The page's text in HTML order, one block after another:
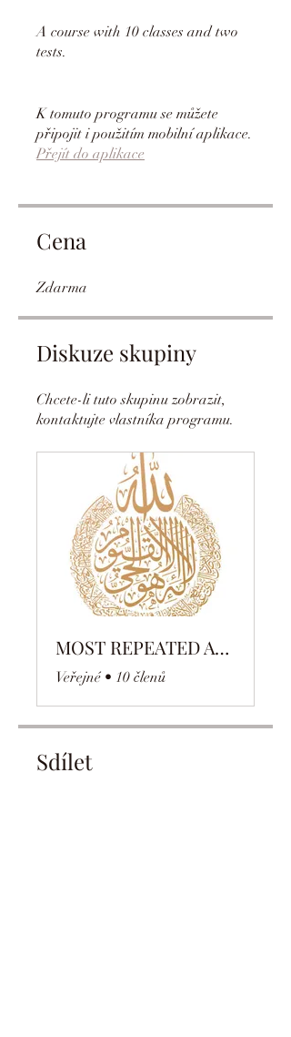
A course with 10 classes and two
tests.
K tomuto programu se můžete
připojit i použitím mobilní aplikace.
Přejít do aplikace
Cena
Zdarma
Diskuze skupiny
Chcete-li tuto skupinu zobrazit,
kontaktujte vlastníka programu.
MOST REPEATED AYAH
Veřejné • 10 členů
Sdílet